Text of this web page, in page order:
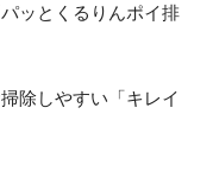
ッとくるりんポイ排
除しやすい「キレイ